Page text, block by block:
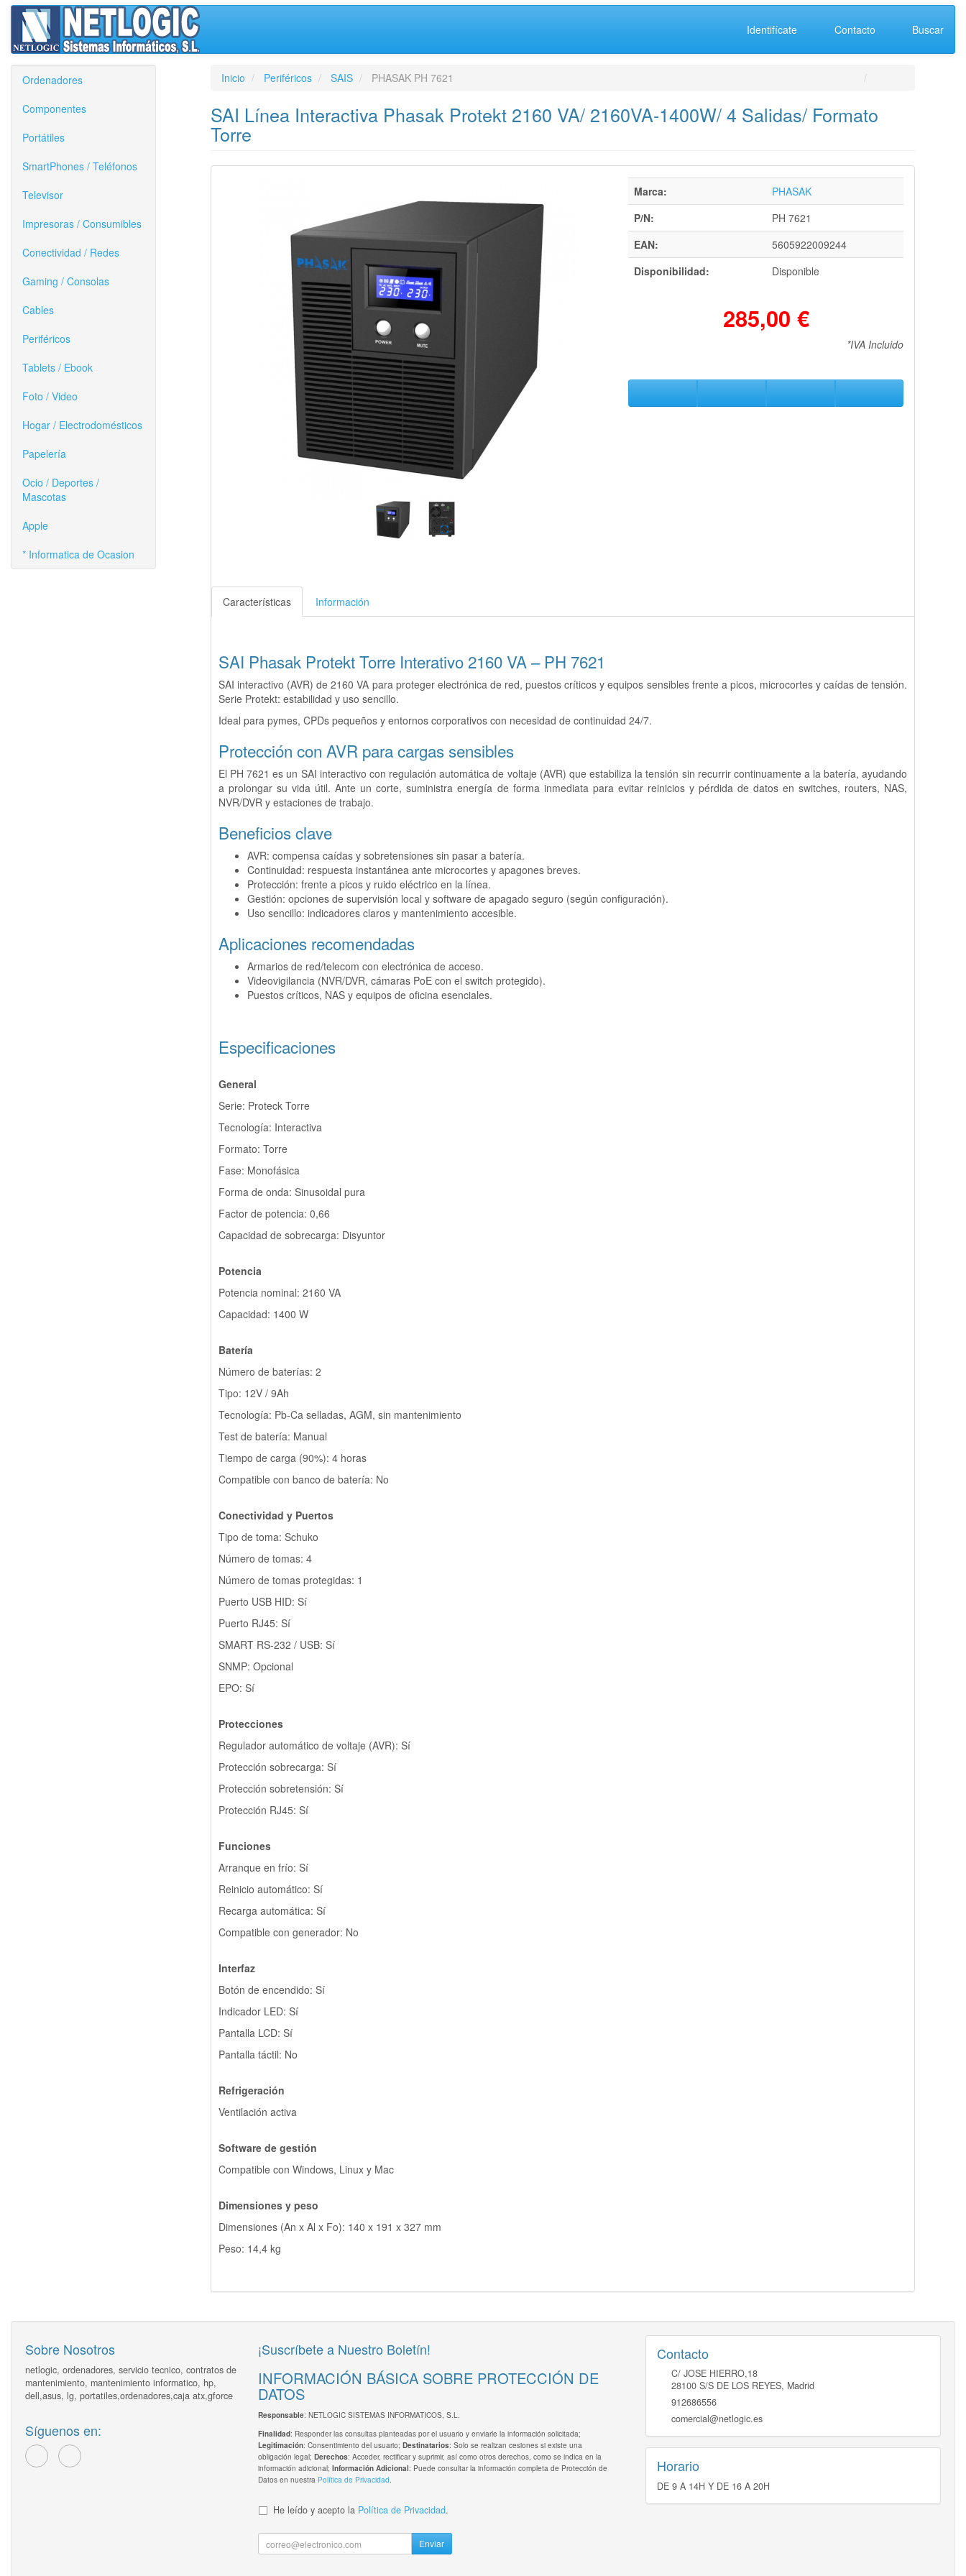
Identifícate Contacto Buscar
Ordenadores
Componentes
Portátiles
SmartPhones / Teléfonos
Televisor
Impresoras / Consumibles
Conectividad / Redes
Gaming / Consolas
Cables
Periféricos
Tablets / Ebook
Foto / Video
Hogar / Electrodomésticos
Papelería
Ocio / Deportes /
Mascotas
Apple
* Informatica de Ocasion
Inicio Periféricos SAIS PHASAK PH 7621
SAI Línea Interactiva Phasak Protekt 2160 VA/ 2160VA-1400W/ 4 Salidas/ Formato
Torre
Marca:
PHASAK
P/N:
PH 7621
EAN:
5605922009244
Disponibilidad:
Disponible
285,00 €
*IVA Incluido
Características Información
SAI Phasak Protekt Torre Interativo 2160 VA – PH 7621
SAI interactivo (AVR) de 2160 VA para proteger electrónica de red, puestos críticos y equipos sensibles frente a picos, microcortes y caídas de tensión.
Serie Protekt: estabilidad y uso sencillo.
Ideal para pymes, CPDs pequeños y entornos corporativos con necesidad de continuidad 24/7.
Protección con AVR para cargas sensibles
El PH 7621 es un SAI interactivo con regulación automática de voltaje (AVR) que estabiliza la tensión sin recurrir continuamente a la batería, ayudando
a prolongar su vida útil. Ante un corte, suministra energía de forma inmediata para evitar reinicios y pérdida de datos en switches, routers, NAS,
NVR/DVR y estaciones de trabajo.
Beneficios clave
AVR: compensa caídas y sobretensiones sin pasar a batería.
Continuidad: respuesta instantánea ante microcortes y apagones breves.
Protección: frente a picos y ruido eléctrico en la línea.
Gestión: opciones de supervisión local y software de apagado seguro (según configuración).
Uso sencillo: indicadores claros y mantenimiento accesible.
Aplicaciones recomendadas
Armarios de red/telecom con electrónica de acceso.
Videovigilancia (NVR/DVR, cámaras PoE con el switch protegido).
Puestos críticos, NAS y equipos de oficina esenciales.
Especificaciones
General
Serie: Proteck Torre
Tecnología: Interactiva
Formato: Torre
Fase: Monofásica
Forma de onda: Sinusoidal pura
Factor de potencia: 0,66
Capacidad de sobrecarga: Disyuntor
Potencia
Potencia nominal: 2160 VA
Capacidad: 1400 W
Batería
Número de baterías: 2
Tipo: 12V / 9Ah
Tecnología: Pb-Ca selladas, AGM, sin mantenimiento
Test de batería: Manual
Tiempo de carga (90%): 4 horas
Compatible con banco de batería: No
Conectividad y Puertos
Tipo de toma: Schuko
Número de tomas: 4
Número de tomas protegidas: 1
Puerto USB HID: Sí
Puerto RJ45: Sí
SMART RS-232 / USB: Sí
SNMP: Opcional
EPO: Sí
Protecciones
Regulador automático de voltaje (AVR): Sí
Protección sobrecarga: Sí
Protección sobretensión: Sí
Protección RJ45: Sí
Funciones
Arranque en frío: Sí
Reinicio automático: Sí
Recarga automática: Sí
Compatible con generador: No
Interfaz
Botón de encendido: Sí
Indicador LED: Sí
Pantalla LCD: Sí
Pantalla táctil: No
Refrigeración
Ventilación activa
Software de gestión
Compatible con Windows, Linux y Mac
Dimensiones y peso
Dimensiones (An x Al x Fo): 140 x 191 x 327 mm
Peso: 14,4 kg
Sobre Nosotros
netlogic, ordenadores, servicio tecnico, contratos de
mantenimiento, mantenimiento informatico, hp,
dell,asus, lg, portatiles,ordenadores,caja atx,gforce
Síguenos en:
¡Suscríbete a Nuestro Boletín!
INFORMACIÓN BÁSICA SOBRE PROTECCIÓN DE
DATOS
Responsable: NETLOGIC SISTEMAS INFORMATICOS, S.L.
Finalidad: Responder las consultas planteadas por el usuario y enviarle la información solicitada;
Legitimación: Consentimiento del usuario; Destinatarios: Solo se realizan cesiones si existe una
obligación legal; Derechos: Acceder, rectificar y suprimir, así como otros derechos, como se indica en la
información adicional; Información Adicional: Puede consultar la información completa de Protección de
Datos en nuestra Política de Privacidad.
He leído y acepto la Política de Privacidad.
Enviar
Contacto
C/ JOSE HIERRO,18
28100 S/S DE LOS REYES, Madrid
912686556
comercial@netlogic.es
Horario
DE 9 A 14H Y DE 16 A 20H